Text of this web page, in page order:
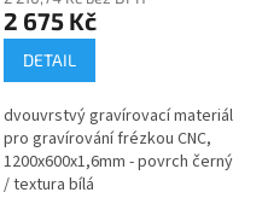
2 675 Kč
DETAIL
dvouvrstvý gravírovací materiál
pro gravírování frézkou CNC,
1200x600x1,6mm - povrch černý
/ textura bílá